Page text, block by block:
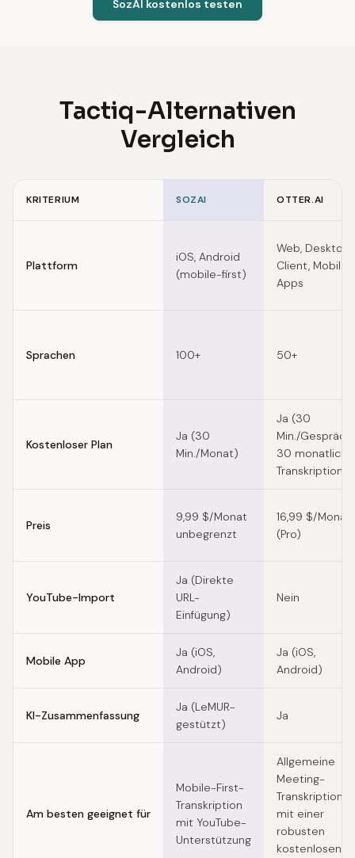
SozAI kostenlos testen
Tactiq-Alternativen
Vergleich
KRITERIUM SOZAI OTTER.AI
Plattform
iOS, Android
(mobile-first)
Web, Desktop-
Client, Mobile
Apps
Sprachen 100+ 50+
Kostenloser Plan
Ja (30
Min./Monat)
Ja (30
Min./Gespräch,
30 monatliche
Preis
9,99 $/Monat
unbegrenzt
16,99 $/Monat
(Pro)
YouTube-Import
Ja (Direkte
URL-
Einfügung)
Nein
Mobile App
Ja (iOS,
Android)
Ja (iOS,
Android)
KI-Zusammenfassung
Ja (LeMUR-
gestützt)
Ja
Am besten geeignet für
Mobile-First-
Transkription
mit YouTube-
Unterstützung
Allgemeine
Meeting-
Transkription
mit einer
robusten
kostenlosen